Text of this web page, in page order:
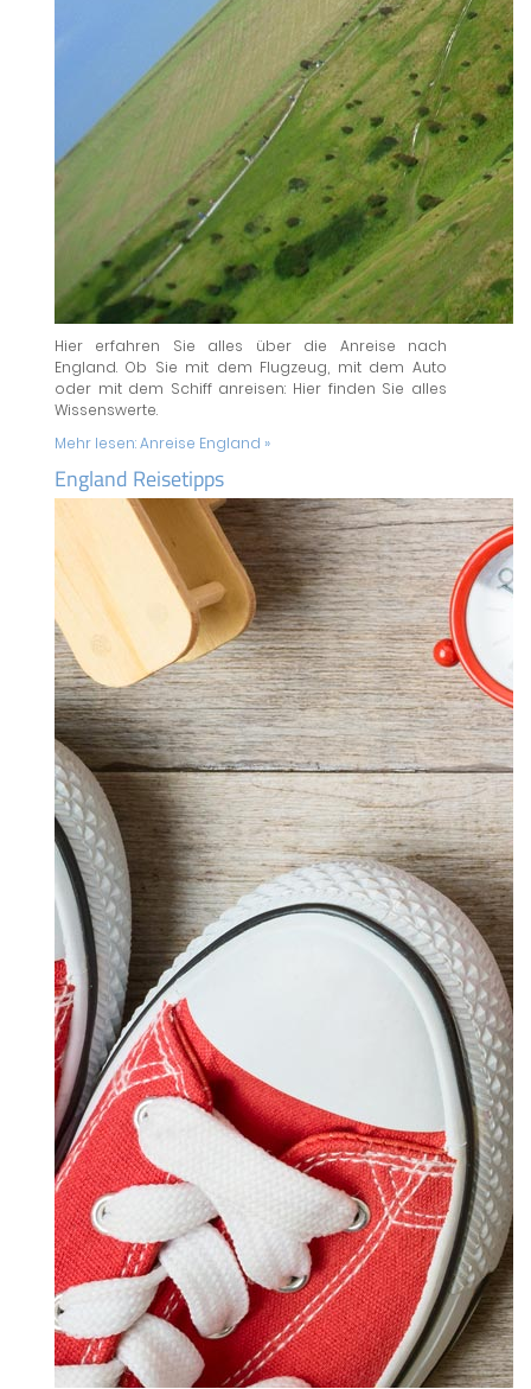
Hier erfahren Sie alles über die Anreise nach
England. Ob Sie mit dem Flugzeug, mit dem Auto
oder mit dem Schiff anreisen: Hier finden Sie alles
Wissenswerte.
Mehr lesen:Anreise England »
England Reisetipps